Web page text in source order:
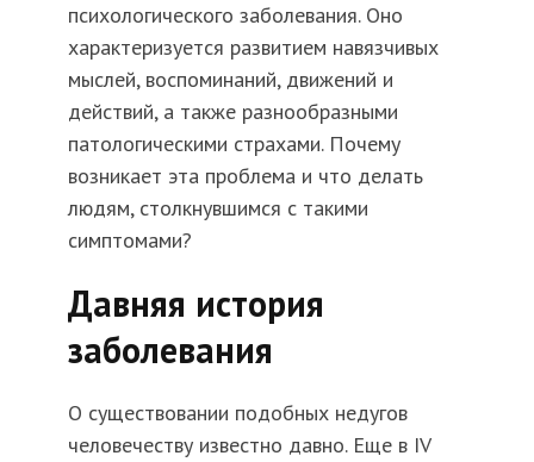
психологического заболевания. Оно
характеризуется развитием навязчивых
мыслей, воспоминаний, движений и
действий, а также разнообразными
патологическими страхами. Почему
возникает эта проблема и что делать
людям, столкнувшимся с такими
симптомами?
Давняя история
заболевания
О существовании подобных недугов
человечеству известно давно. Еще в IV